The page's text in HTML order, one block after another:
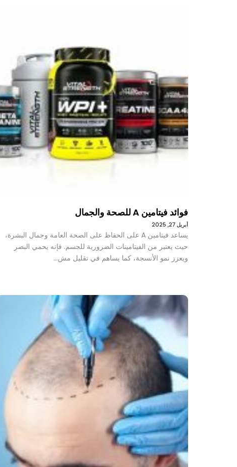
فوائد فيتامين A للصحة والجمال
أبريل 27, 2025
يساعد فيتامين A على الحفاظ على الصحة العامة وجمال البشرة،
حيث يعتبر من الفيتامينات الضرورية للجسم. فإنه يحمي البصر
ويعزز نمو الأنسجة، كما يساهم في تقليل مش…